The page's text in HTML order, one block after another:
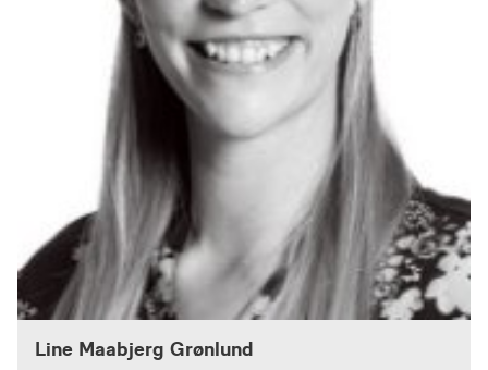
Line Maabjerg Grønlund